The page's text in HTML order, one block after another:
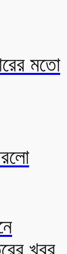
মতো